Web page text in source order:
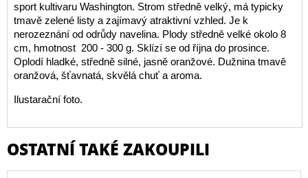
sport kultivaru Washington. Strom středně velký, má typicky
tmavě zelené listy a zajímavý atraktivní vzhled. Je k
nerozeznání od odrůdy navelina. Plody středně velké okolo 8
cm, hmotnost 200 - 300 g. Sklízí se od října do prosince.
Oplodí hladké, středně silné, jasně oranžové. Dužnina tmavě
oranžová, šťavnatá, skvělá chuť a aroma.
Ilustarační foto.
OSTATNÍ TAKÉ ZAKOUPILI